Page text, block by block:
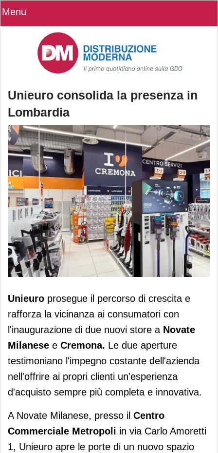
Menu
Unieuro consolida la presenza in
Lombardia
Unieuro consolida la presenza in
Lombardia
Unieuro prosegue il percorso di crescita e
rafforza la vicinanza ai consumatori con
l'inaugurazione di due nuovi store a Novate
Milanese e Cremona. Le due aperture
testimoniano l'impegno costante dell'azienda
nell'offrire ai propri clienti un'esperienza
d'acquisto sempre più completa e innovativa.
A Novate Milanese, presso il Centro
Commerciale Metropoli in via Carlo Amoretti
1, Unieuro apre le porte di un nuovo spazio